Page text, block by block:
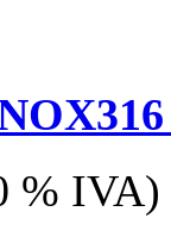
% IVA)